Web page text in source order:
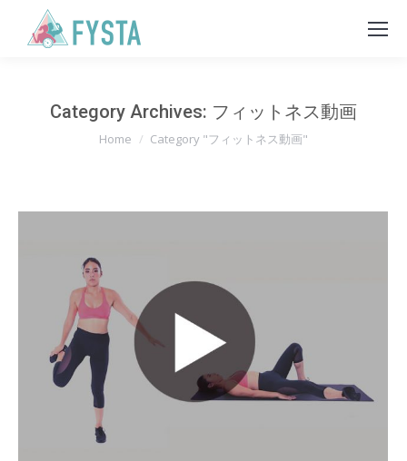
Category Archives: フィットネス動画
You are here:
Home Category "フィットネス動画"